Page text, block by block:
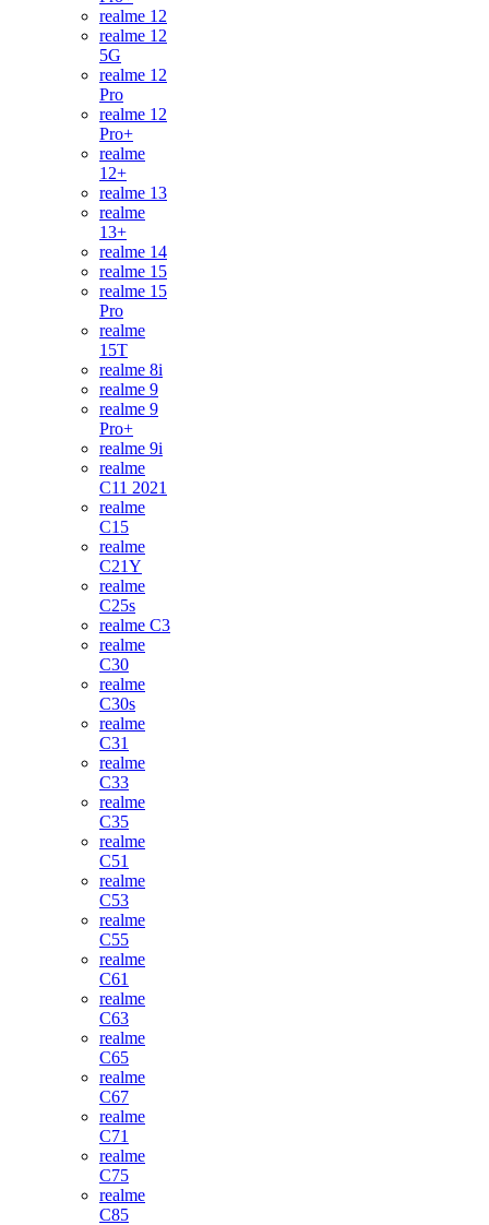
realme 12
realme 12
5G
realme 12
Pro
realme 12
Pro+
realme
12+
realme 13
realme
13+
realme 14
realme 15
realme 15
Pro
realme
15T
realme 8i
realme 9
realme 9
Pro+
realme 9i
realme
C11 2021
realme
C15
realme
C21Y
realme
C25s
realme C3
realme
C30
realme
C30s
realme
C31
realme
C33
realme
C35
realme
C51
realme
C53
realme
C55
realme
C61
realme
C63
realme
C65
realme
C67
realme
C71
realme
C75
realme
C85